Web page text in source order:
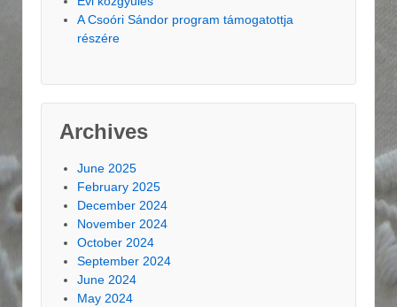
A Csoóri Sándor program támogatottja
részére
Archives
June 2025
February 2025
December 2024
November 2024
October 2024
September 2024
June 2024
May 2024